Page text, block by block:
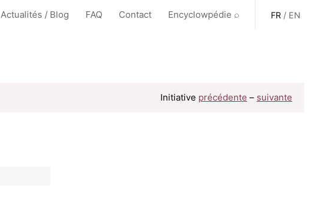
Actualités / Blog FAQ Contact Encyclowpédie ⌕ FR / EN
Initiative précédente – suivante